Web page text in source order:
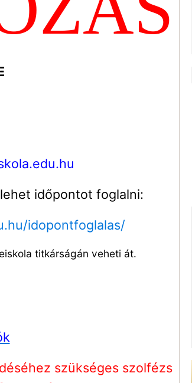
időpontot foglalni:
idopontfoglalas/
titkárságán veheti át.
szükséges szolfézs